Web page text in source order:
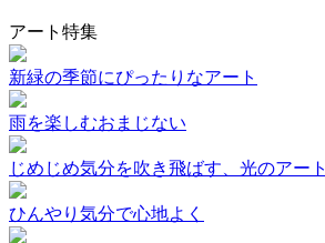
アート特集
新緑の季節にぴったりなアート
雨を楽しむおまじない
じめじめ気分を吹き飛ばす、光のアート
ひんやり気分で心地よく